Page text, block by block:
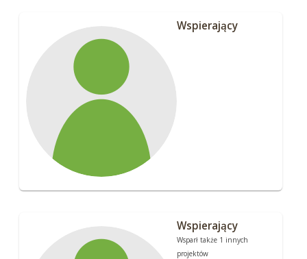
Wspierający
Wspierający
Wsparł także 1 innych
projektów